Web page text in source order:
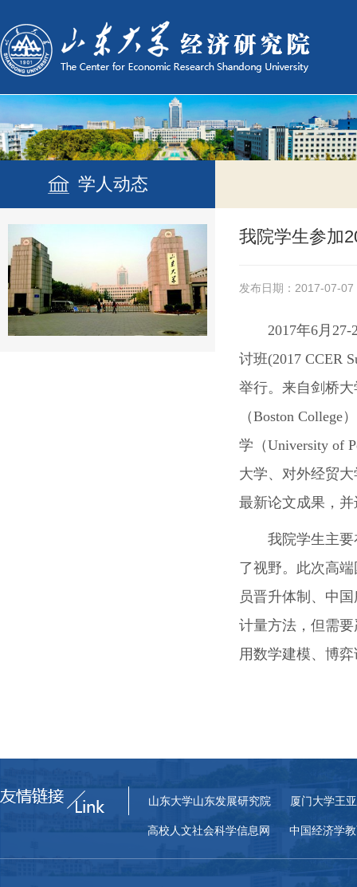
学人动态
我院学生参加
发布日期：2017-07-07
2017年6月
讨班(2017 CCER
举行。来自剑桥大
（Boston
学（University of
大学、对外经贸
最新论文成果，
我院学生主
了视野。此次高
员晋升体制、中
计量方法，但需
用数学建模、博
山东大学山东发展研究院 厦门大学王
高校人文社会科学信息网 中国经济学